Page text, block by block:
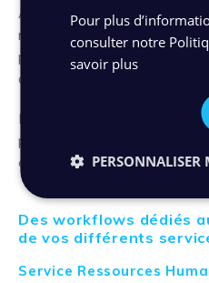
Afin de favoriser la bonne
rédigez la procédure
processus et formez tous
afin qu’ils disposent de
Prévoyez une assistance
pouvoir répondre aux
éventuelles résistances
Des workflows dédiés
de vos différents
Service Ressources
Pour plus
consulter notre
savoir plus
PERSONNALISER